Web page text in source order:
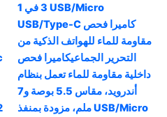
3 في 1 USB/Micro
USB/Type-C كاميرا فحص
مقاومة للماء للهواتف الذكية من
التحرير الجماعيكاميرا فحص
داخلية مقاومة للماء تعمل بنظام
أندرويد، مقاس 5.5 بوصة و7
ملم، مزودة بمنفذ USB/Micro